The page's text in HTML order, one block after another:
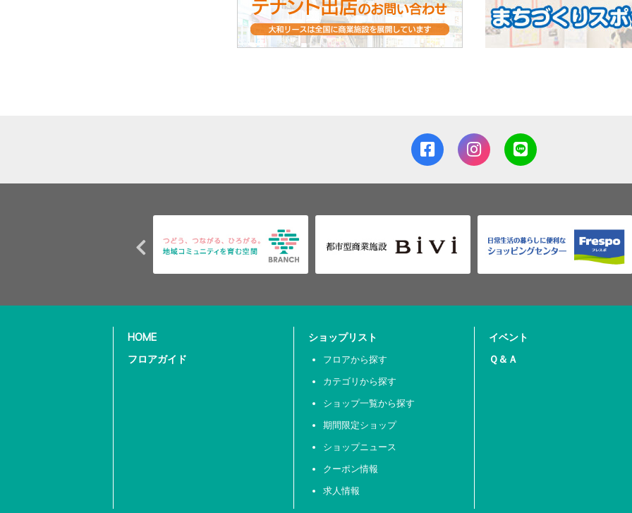
HOME
フロアガイド
ショップリスト
フロアから探す
カテゴリから探す
ショップ一覧から探す
期間限定ショップ
ショップニュース
クーポン情報
求人情報
イベント
Ｑ＆Ａ